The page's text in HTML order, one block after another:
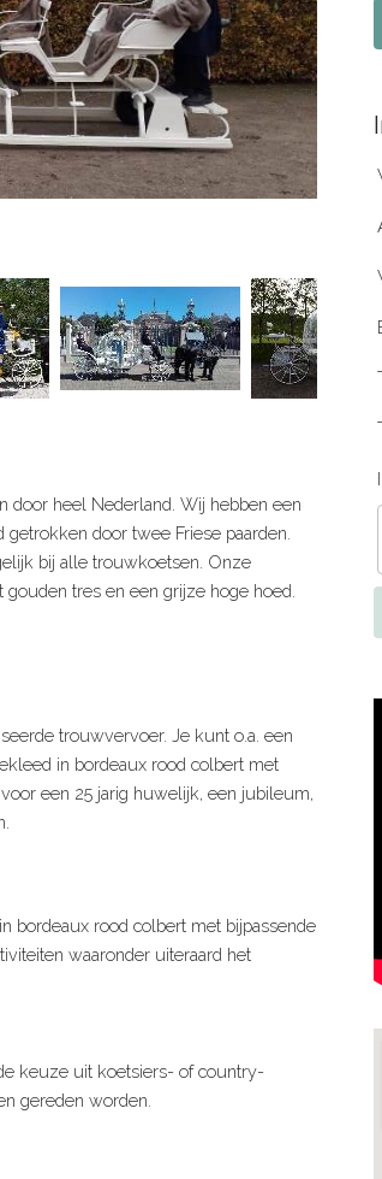
door heel Nederland. Wij hebben een
door twee Friese paarden.
bij alle trouwkoetsen. Onze
tres en een grijze hoge hoed.
trouwvervoer. Je kunt o.a. een
in bordeaux rood colbert met
een 25 jarig huwelijk, een jubileum,
bordeaux rood colbert met bijpassende
waaronder uiteraard het
keuze uit koetsiers- of country-
gereden worden.